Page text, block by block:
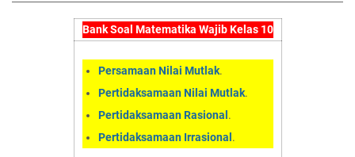
Bank Soal Matematika Wajib Kelas 10
Persamaan Nilai Mutlak.
Pertidaksamaan Nilai Mutlak.
Pertidaksamaan Rasional .
Pertidaksamaan Irrasional .